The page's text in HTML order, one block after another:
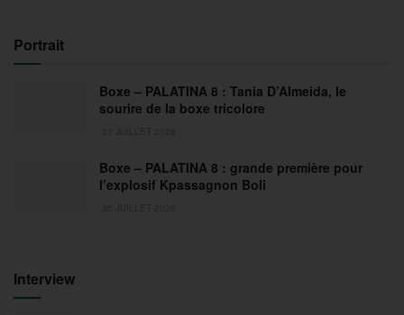
Portrait
Boxe – PALATINA 8 : Tania D’Almeida, le
sourire de la boxe tricolore
Boxe – PALATINA 8 : grande première pour
l’explosif Kpassagnon Boli
Interview